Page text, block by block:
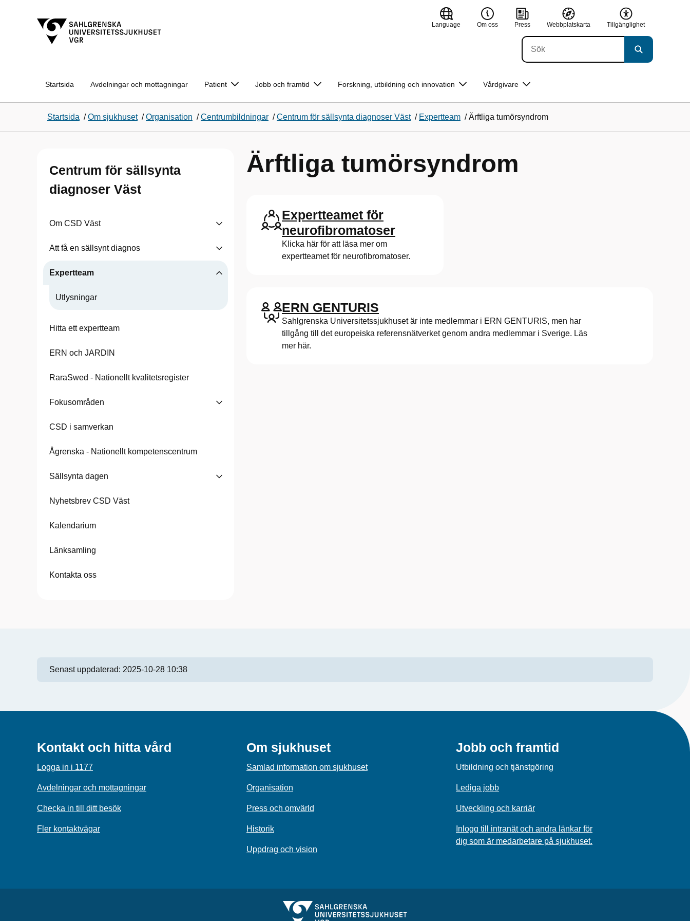
Language Om oss Press Webbplatskarta Tillgänglighet
Startsida Avdelningar och mottagningar Patient Jobb och framtid Forskning, utbildning och innovation Vårdgivare
Startsida /Om sjukhuset /Organisation /Centrumbildningar /Centrum för sällsynta diagnoser Väst / Expertteam /Ärftliga tumörsyndrom
Centrum för sällsynta
diagnoser Väst
Om CSD Väst
Att få en sällsynt diagnos
Expertteam
Utlysningar
Hitta ett expertteam
ERN och JARDIN
RaraSwed - Nationellt kvalitetsregister
Fokusområden
CSD i samverkan
Ågrenska - Nationellt kompetenscentrum
Sällsynta dagen
Nyhetsbrev CSD Väst
Kalendarium
Länksamling
Kontakta oss
Ärftliga tumörsyndrom
Expertteamet för
neurofibromatoser
Klicka här för att läsa mer om
expertteamet för neurofibromatoser.
ERN GENTURIS
Sahlgrenska Universitetssjukhuset är inte medlemmar i ERN GENTURIS, men har
tillgång till det europeiska referensnätverket genom andra medlemmar i Sverige. Läs
mer här.
Senast uppdaterad: 2025-10-28 10:38
Kontakt och hitta vård
Logga in i 1177
Avdelningar och mottagningar
Checka in till ditt besök
Fler kontaktvägar
Om sjukhuset
Samlad information om sjukhuset
Organisation
Press och omvärld
Historik
Uppdrag och vision
Jobb och framtid
Utbildning och tjänstgöring
Lediga jobb
Utveckling och karriär
Inlogg till intranät och andra länkar för
dig som är medarbetare på sjukhuset.